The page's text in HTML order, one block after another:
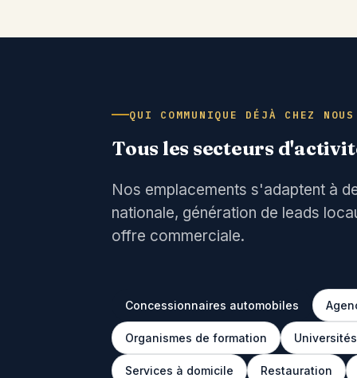
QUI COMMUNIQUE DÉJÀ CHEZ NOUS
Tous les secteurs
Nos emplacements s'adaptent à
nationale, génération de leads
offre commerciale.
Concessionnaires automobiles
Organismes de formation
Services à domicile Restauration